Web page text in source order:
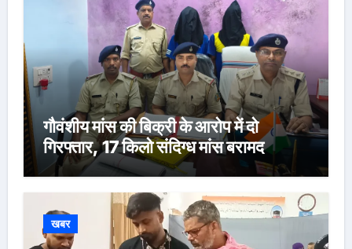
गौवंशीय मांस की बिक्री के आरोप में दो
गिरफ्तार, 17 किलो संदिग्ध मांस बरामद
खबर